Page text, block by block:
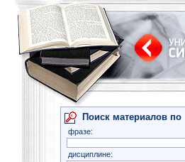
Поиск материалов по
фразе:
дисциплине: